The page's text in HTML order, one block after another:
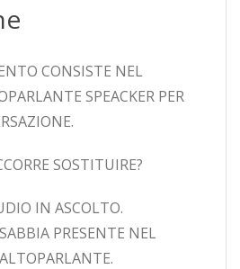
CONSISTE NEL
SPEACKER PER
SOSTITUIRE?
IN ASCOLTO.
PRESENTE NEL